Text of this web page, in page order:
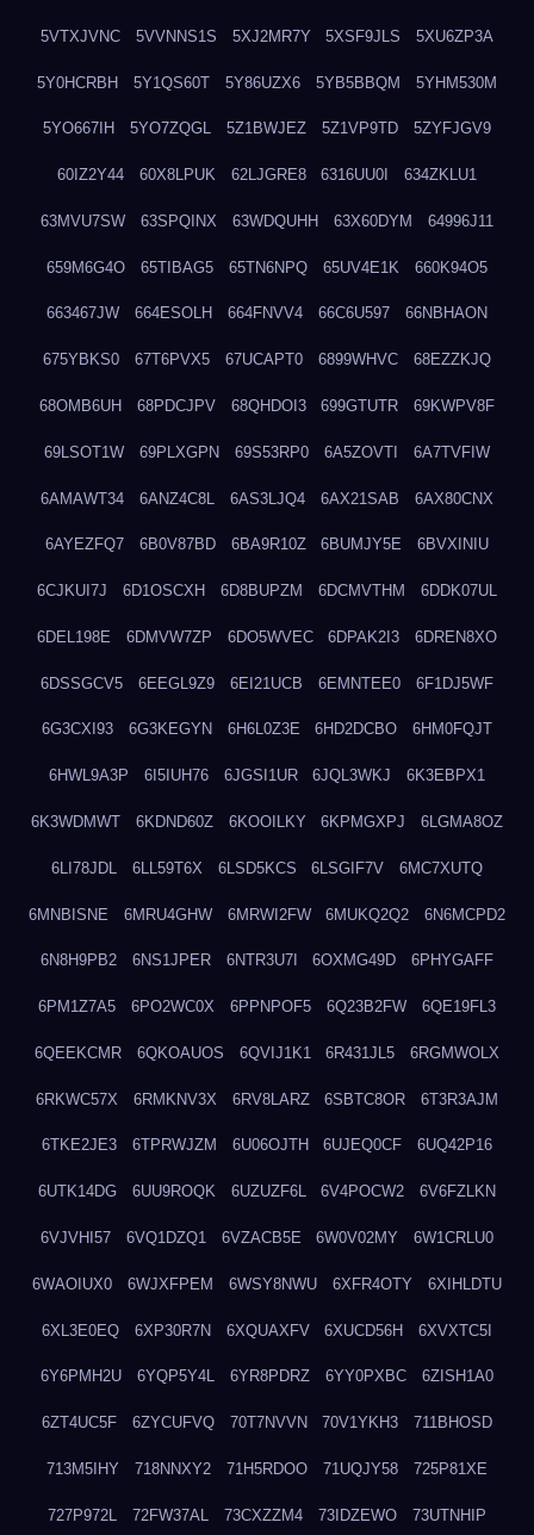
5VTXJVNC 5VVNNS1S 5XJ2MR7Y 5XSF9JLS 5XU6ZP3A
5Y0HCRBH 5Y1QS60T 5Y86UZX6 5YB5BBQM 5YHM530M
5YO667IH 5YO7ZQGL 5Z1BWJEZ 5Z1VP9TD 5ZYFJGV9
60IZ2Y44 60X8LPUK 62LJGRE8 6316UU0I 634ZKLU1
63MVU7SW 63SPQINX 63WDQUHH 63X60DYM 64996J11
659M6G4O 65TIBAG5 65TN6NPQ 65UV4E1K 660K94O5
663467JW 664ESOLH 664FNVV4 66C6U597 66NBHAON
675YBKS0 67T6PVX5 67UCAPT0 6899WHVC 68EZZKJQ
68OMB6UH 68PDCJPV 68QHDOI3 699GTUTR 69KWPV8F
69LSOT1W 69PLXGPN 69S53RP0 6A5ZOVTI 6A7TVFIW
6AMAWT34 6ANZ4C8L 6AS3LJQ4 6AX21SAB 6AX80CNX
6AYEZFQ7 6B0V87BD 6BA9R10Z 6BUMJY5E 6BVXINIU
6CJKUI7J 6D1OSCXH 6D8BUPZM 6DCMVTHM 6DDK07UL
6DEL198E 6DMVW7ZP 6DO5WVEC 6DPAK2I3 6DREN8XO
6DSSGCV5 6EEGL9Z9 6EI21UCB 6EMNTEE0 6F1DJ5WF
6G3CXI93 6G3KEGYN 6H6L0Z3E 6HD2DCBO 6HM0FQJT
6HWL9A3P 6I5IUH76 6JGSI1UR 6JQL3WKJ 6K3EBPX1
6K3WDMWT 6KDND60Z 6KOOILKY 6KPMGXPJ 6LGMA8OZ
6LI78JDL 6LL59T6X 6LSD5KCS 6LSGIF7V 6MC7XUTQ
6MNBISNE 6MRU4GHW 6MRWI2FW 6MUKQ2Q2 6N6MCPD2
6N8H9PB2 6NS1JPER 6NTR3U7I 6OXMG49D 6PHYGAFF
6PM1Z7A5 6PO2WC0X 6PPNPOF5 6Q23B2FW 6QE19FL3
6QEEKCMR 6QKOAUOS 6QVIJ1K1 6R431JL5 6RGMWOLX
6RKWC57X 6RMKNV3X 6RV8LARZ 6SBTC8OR 6T3R3AJM
6TKE2JE3 6TPRWJZM 6U06OJTH 6UJEQ0CF 6UQ42P16
6UTK14DG 6UU9ROQK 6UZUZF6L 6V4POCW2 6V6FZLKN
6VJVHI57 6VQ1DZQ1 6VZACB5E 6W0V02MY 6W1CRLU0
6WAOIUX0 6WJXFPEM 6WSY8NWU 6XFR4OTY 6XIHLDTU
6XL3E0EQ 6XP30R7N 6XQUAXFV 6XUCD56H 6XVXTC5I
6Y6PMH2U 6YQP5Y4L 6YR8PDRZ 6YY0PXBC 6ZISH1A0
6ZT4UC5F 6ZYCUFVQ 70T7NVVN 70V1YKH3 711BHOSD
713M5IHY 718NNXY2 71H5RDOO 71UQJY58 725P81XE
727P972L 72FW37AL 73CXZZM4 73IDZEWO 73UTNHIP